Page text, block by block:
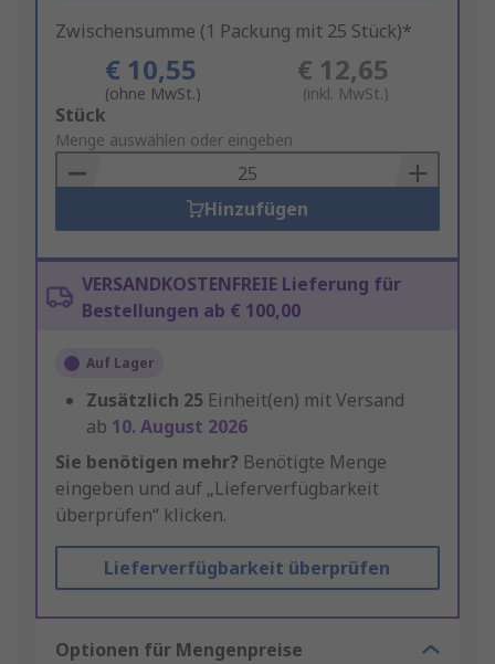
Zwischensumme (1 Packung mit 25 Stück)*
€ 10,55
(ohne MwSt.)
€ 12,65
(inkl. MwSt.)
Add
to
Basket
Stück
Menge auswählen oder eingeben
Hinzufügen
VERSANDKOSTENFREIE Lieferung für
Bestellungen ab € 100,00
Auf Lager
Zusätzlich 25 Einheit(en) mit Versand
ab 10. August 2026
Sie benötigen mehr? Benötigte Menge
eingeben und auf „Lieferverfügbarkeit
überprüfen“ klicken.
Lieferverfügbarkeit überprüfen
Optionen für Mengenpreise